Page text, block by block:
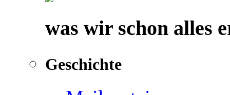
was wir schon alles
Geschichte